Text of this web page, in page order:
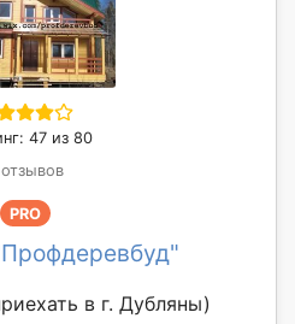
47 из 80
PRO
в г. Дубляны)